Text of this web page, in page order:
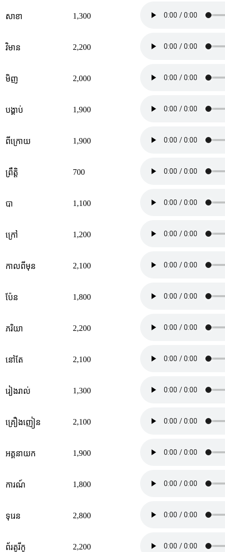
សាខា 1,300
វិមាន 2,200
មិញ 2,000
បង្គាប់ 1,900
ពីក្រោយ 1,900
ព្រឹត្តិ 700
បា 1,100
ក្រៅ 1,200
កាលពីមុន 2,100
ប៉ែន 1,800
ភរិយា 2,200
នៅតែ 2,100
រៀងរាល់ 1,300
គ្រឿងញៀន 2,100
អគ្គនាយក 1,900
ការណ៍ 1,800
ទុរេន 2,800
ព័រតូរីកូ 2,200